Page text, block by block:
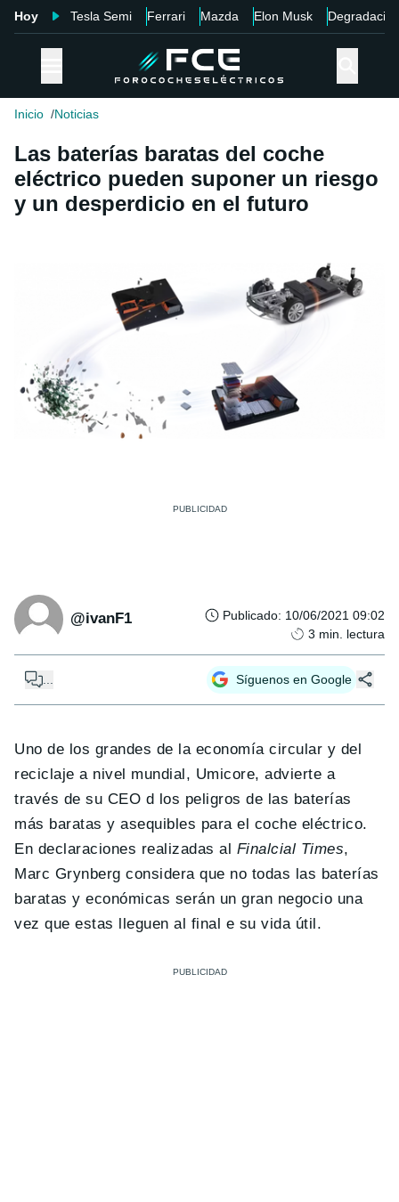
Hoy Tesla Semi Ferrari Mazda Elon Musk Degradación
Inicio Noticias
Las baterías baratas del coche
eléctrico pueden suponer un riesgo
y un desperdicio en el futuro
@ivanF1 Publicado: 10/06/2021 09:02
3 min. lectura
Síguenos en Google
Uno de los grandes de la economía circular y del
reciclaje a nivel mundial, Umicore, advierte a
través de su CEO d los peligros de las baterías
más baratas y asequibles para el coche eléctrico.
En declaraciones realizadas al Finalcial Times,
Marc Grynberg considera que no todas las baterías
baratas y económicas serán un gran negocio una
vez que estas lleguen al final e su vida útil.